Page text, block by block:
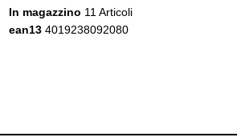
In magazzino 11 Articoli
ean13 4019238092080